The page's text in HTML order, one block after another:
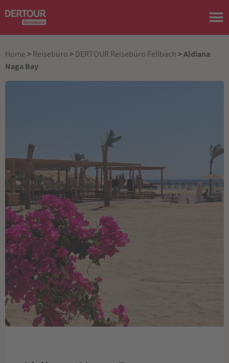
Home > Reisebüro > DERTOUR Reisebüro Fellbach > Aldiana
Naga Bay